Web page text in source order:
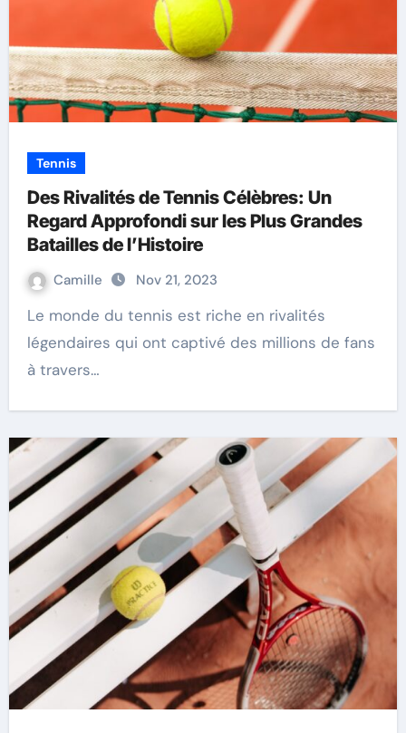
Tennis
Des Rivalités de Tennis Célèbres: Un
Regard Approfondi sur les Plus Grandes
Batailles de l’Histoire
Camille Nov 21, 2023
Le monde du tennis est riche en rivalités
légendaires qui ont captivé des millions de fans
à travers…